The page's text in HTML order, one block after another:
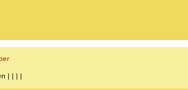
| | | |